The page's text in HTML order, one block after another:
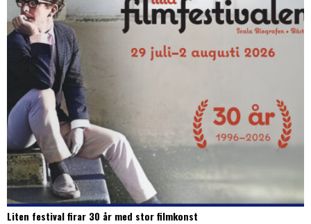
Liten festival firar 30 år med stor filmkonst